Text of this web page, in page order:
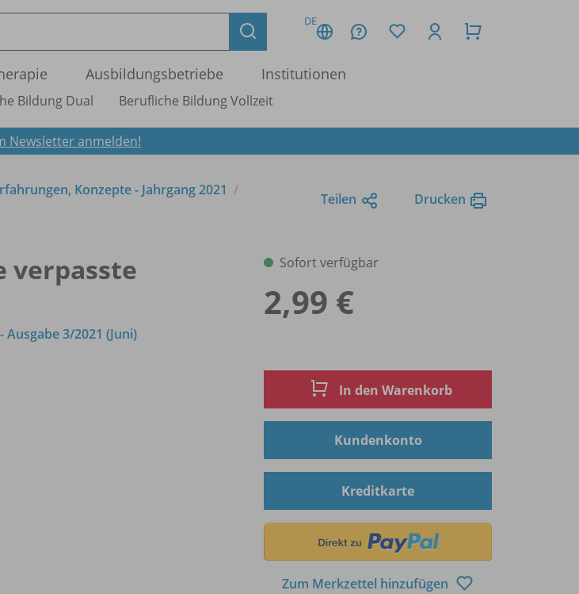
DE
Ausbildungsbetriebe Institutionen
Bildung Dual Berufliche Bildung Vollzeit
Newsletter anmelden!
Konzepte - Jahrgang 2021
Teilen Drucken
verpasste
Ausgabe 3/2021 (Juni)
Sofort verfügbar
2,99 €
In den Warenkorb
Kundenkonto
Kreditkarte
Zum Merkzettel hinzufügen